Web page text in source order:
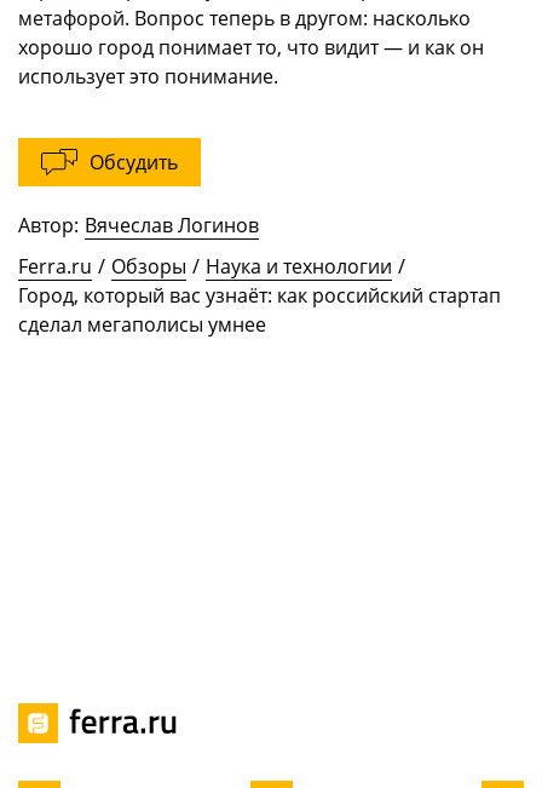
метафорой. Вопрос теперь в другом: насколько
хорошо город понимает то, что видит — и как он
использует это понимание.
Обсудить
Автор: Вячеслав Логинов
Ferra.ru / Обзоры / Наука и технологии /
Город, который вас узнаёт: как российский стартап
сделал мегаполисы умнее